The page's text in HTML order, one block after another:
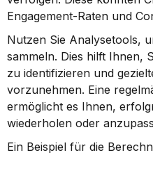
Engagement-Raten und
Nutzen Sie Analysetools,
sammeln. Dies hilft Ihnen,
zu identifizieren und
vorzunehmen. Eine
ermöglicht es Ihnen,
wiederholen oder
Ein Beispiel für die